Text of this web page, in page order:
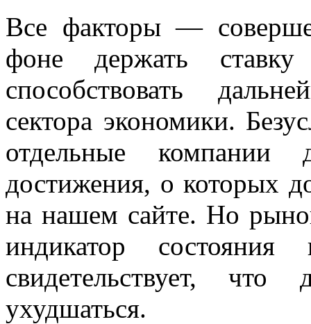
Все факторы —
фоне держать
способствовать
сектора экономики.
отдельные компании
достижения, о которых
на нашем сайте. Но
индикатор состояния
свидетельствует,
ухудшаться.